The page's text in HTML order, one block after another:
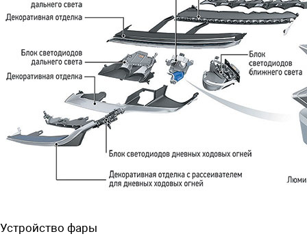
Устройство фары